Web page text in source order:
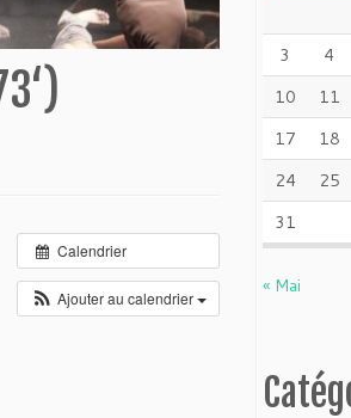
Calendrier
Ajouter au calendrier
3
4
10
11
17
18
24
25
31
« Mai